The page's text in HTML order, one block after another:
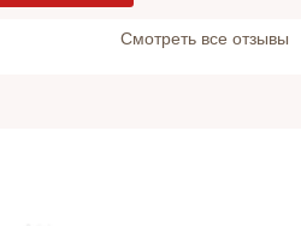
Cмотреть все отзывы